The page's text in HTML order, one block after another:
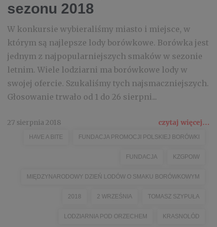
sezonu 2018
W konkursie wybieraliśmy miasto i miejsce, w
którym są najlepsze lody borówkowe. Borówka jest
jednym z najpopularniejszych smaków w sezonie
letnim. Wiele lodziarni ma borówkowe lody w
swojej ofercie. Szukaliśmy tych najsmaczniejszych.
Głosowanie trwało od 1 do 26 sierpni...
27 sierpnia 2018 czytaj więcej...
HAVE A BITE FUNDACJA PROMOCJI POLSKIEJ BORÓWKI
FUNDACJA KZGPOIW
MIĘDZYNARODOWY DZIEŃ LODÓW O SMAKU BORÓWKOWYM
2018 2 WRZEŚNIA TOMASZ SZYPUŁA
LODZIARNIA POD ORZECHEM KRASNOLÓD